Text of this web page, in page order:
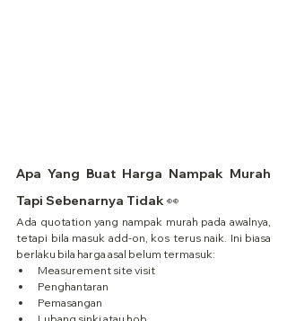
Apa Yang Buat Harga Nampak Murah
Tapi Sebenarnya Tidak 👀
Ada quotation yang nampak murah pada awalnya,
tetapi bila masuk add-on, kos terus naik. Ini biasa
berlaku bila harga asal belum termasuk:
Measurement site visit
Penghantaran
Pemasangan